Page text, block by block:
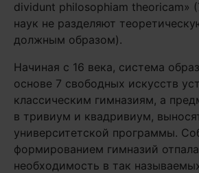
dividunt philosophiam theoricam»
наук не разделяют
должным образом).
Начиная с 16 века, система
основе 7 свободных искусств
классическим гимназиям, а
в тривиум и квадривиум,
университетской программы.
формированием гимназий
необходимость в так